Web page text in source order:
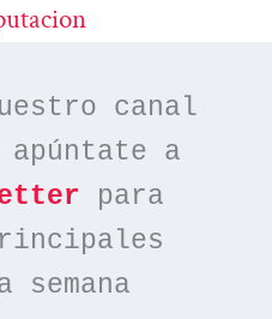
canal
apúntate a
para